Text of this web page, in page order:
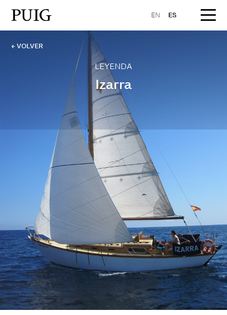
EN ES
← VOLVER
LEYENDA
Izarra